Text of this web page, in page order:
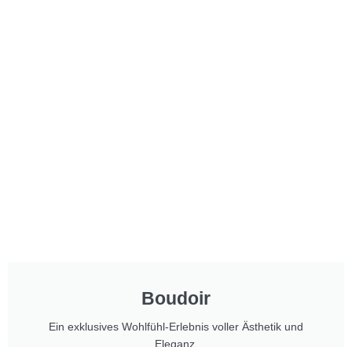
Boudoir
Ein exklusives Wohlfühl-Erlebnis voller Ästhetik und
Eleganz.